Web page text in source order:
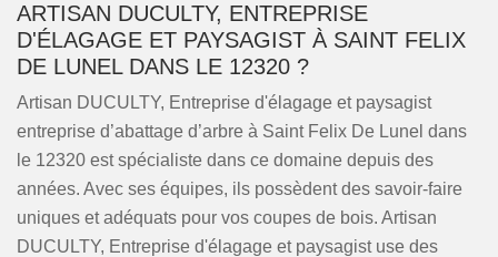
ARTISAN DUCULTY, ENTREPRISE
D'ÉLAGAGE ET PAYSAGIST À SAINT FELIX
DE LUNEL DANS LE 12320 ?
Artisan DUCULTY, Entreprise d'élagage et paysagist
entreprise d’abattage d’arbre à Saint Felix De Lunel dans
le 12320 est spécialiste dans ce domaine depuis des
années. Avec ses équipes, ils possèdent des savoir-faire
uniques et adéquats pour vos coupes de bois. Artisan
DUCULTY, Entreprise d'élagage et paysagist use des